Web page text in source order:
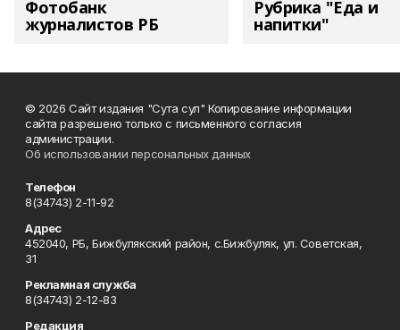
Фотобанк
журналистов РБ
Рубрика "Еда и
напитки"
© 2026 Сайт издания "Сута сул" Копирование информации
сайта разрешено только с письменного согласия
администрации.
Об использовании персональных данных
Телефон
8(34743) 2-11-92
Адрес
452040, РБ, Бижбулякский район, с.Бижбуляк, ул. Советская,
31
Рекламная служба
8(34743) 2-12-83
Редакция